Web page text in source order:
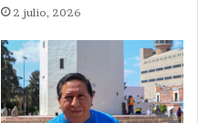
2 julio, 2026